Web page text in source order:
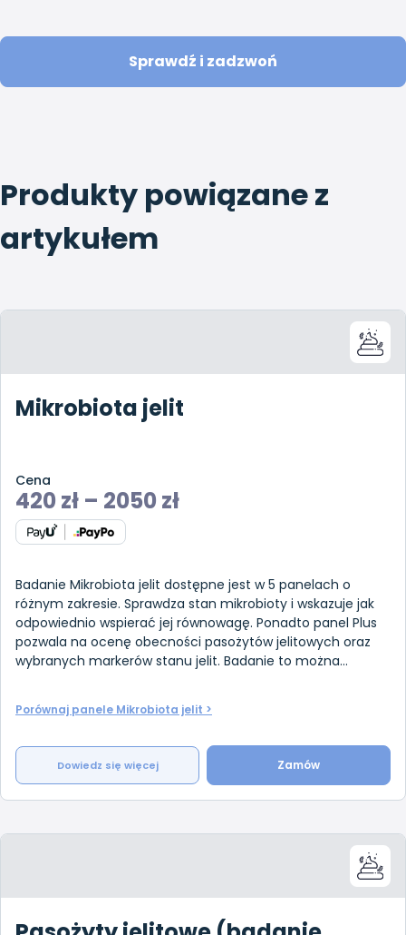
Sprawdź i zadzwoń
Produkty powiązane z
artykułem
Mikrobiota jelit
Cena
420 zł – 2050 zł
Badanie Mikrobiota jelit dostępne jest w 5 panelach o
różnym zakresie. Sprawdza stan mikrobioty i wskazuje jak
odpowiednio wspierać jej równowagę. Ponadto panel Plus
pozwala na ocenę obecności pasożytów jelitowych oraz
wybranych markerów stanu jelit. Badanie to można
Porównaj panele Mikrobiota jelit >
Dowiedz się więcej Zamów